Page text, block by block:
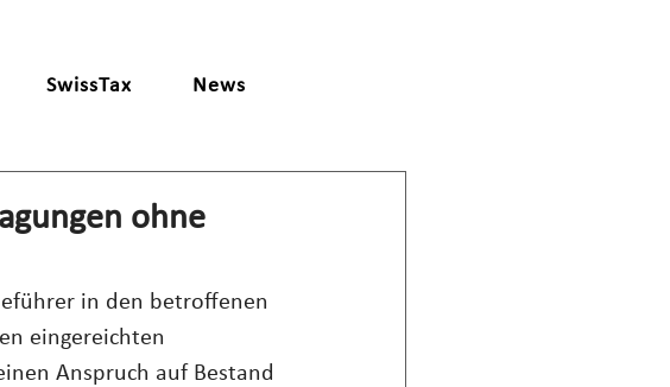
SwissTax News
ohne
in den betroffenen
eingereichten
Anspruch auf Bestand